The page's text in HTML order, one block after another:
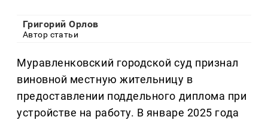
Григорий Орлов
Автор статьи
Муравленковский городской суд признал
виновной местную жительницу в
предоставлении поддельного диплома при
устройстве на работу. В январе 2025 года